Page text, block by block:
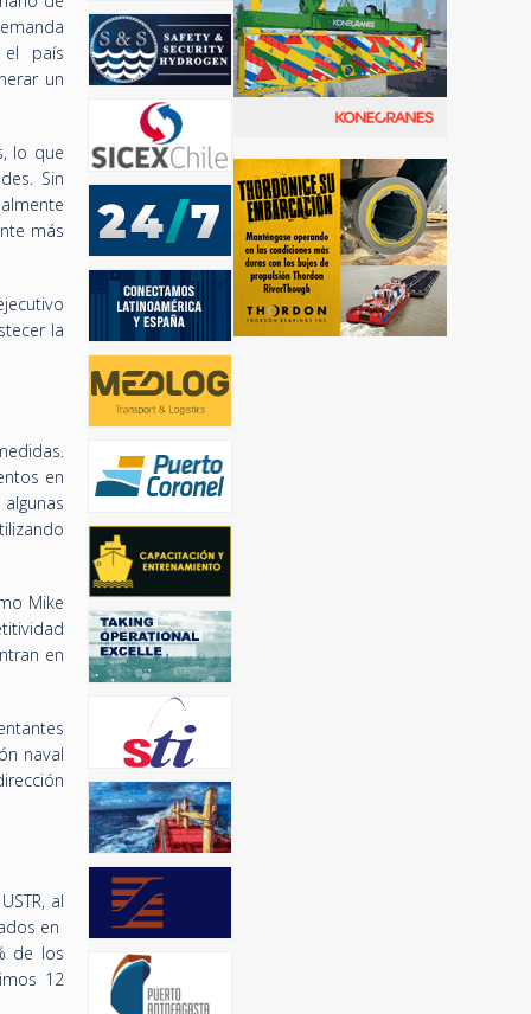
el país
un
lo que
Sin
más
la
en
Mike
en
naval
al
en
de los
12